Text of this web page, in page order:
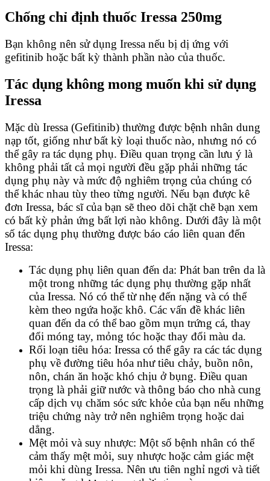
Chống chỉ định thuốc Iressa 250mg
Bạn không nên sử dụng Iressa nếu bị dị ứng với
gefitinib hoặc bất kỳ thành phần nào của thuốc.
Tác dụng không mong muốn khi sử dụng
Iressa
Mặc dù Iressa (Gefitinib) thường được bệnh nhân dung
nạp tốt, giống như bất kỳ loại thuốc nào, nhưng nó có
thể gây ra tác dụng phụ. Điều quan trọng cần lưu ý là
không phải tất cả mọi người đều gặp phải những tác
dụng phụ này và mức độ nghiêm trọng của chúng có
thể khác nhau tùy theo từng người. Nếu bạn được kê
đơn Iressa, bác sĩ của bạn sẽ theo dõi chặt chẽ bạn xem
có bất kỳ phản ứng bất lợi nào không. Dưới đây là một
số tác dụng phụ thường được báo cáo liên quan đến
Iressa:
Tác dụng phụ liên quan đến da: Phát ban trên da là
một trong những tác dụng phụ thường gặp nhất
của Iressa. Nó có thể từ nhẹ đến nặng và có thể
kèm theo ngứa hoặc khô. Các vấn đề khác liên
quan đến da có thể bao gồm mụn trứng cá, thay
đổi móng tay, mỏng tóc hoặc thay đổi màu da.
Rối loạn tiêu hóa: Iressa có thể gây ra các tác dụng
phụ về đường tiêu hóa như tiêu chảy, buồn nôn,
nôn, chán ăn hoặc khó chịu ở bụng. Điều quan
trọng là phải giữ nước và thông báo cho nhà cung
cấp dịch vụ chăm sóc sức khỏe của bạn nếu những
triệu chứng này trở nên nghiêm trọng hoặc dai
dẳng.
Mệt mỏi và suy nhược: Một số bệnh nhân có thể
cảm thấy mệt mỏi, suy nhược hoặc cảm giác mệt
mỏi khi dùng Iressa. Nên ưu tiên nghỉ ngơi và tiết